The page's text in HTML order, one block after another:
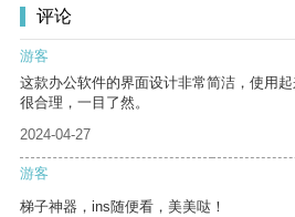
评论
游客
这款办公软件的界面设计非常简洁，使用
很合理，一目了然。
2024-04-27
游客
梯子神器，ins随便看，美美哒！